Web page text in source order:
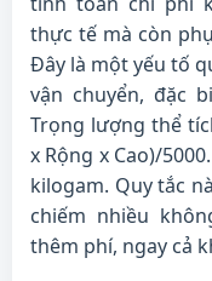
thực tế mà còn
Đây là một yếu tố
vận chuyển, đặc
Trọng lượng thể
x Rộng x Cao)/
kilogam. Quy tắc
chiếm nhiều
thêm phí, ngay cả